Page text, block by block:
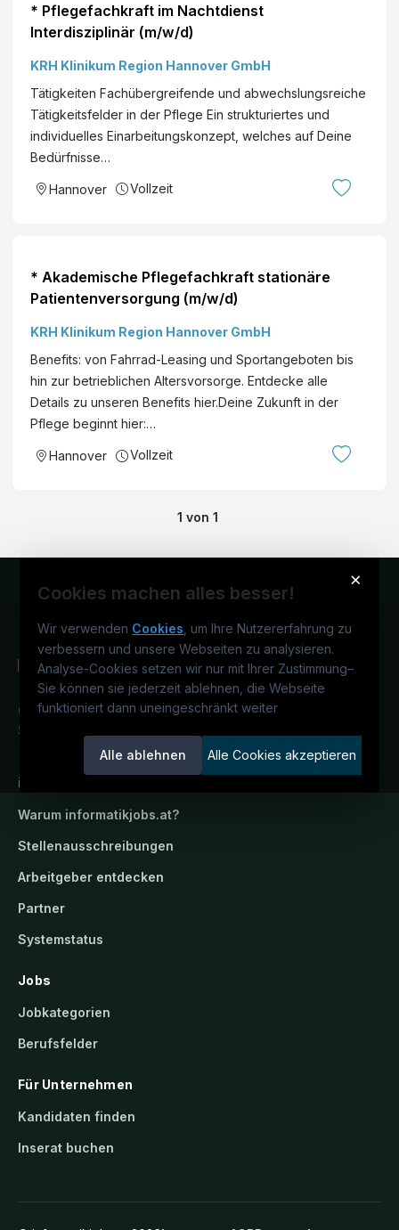
* Pflegefachkraft im Nachtdienst
Interdisziplinär (m/w/d)
KRH Klinikum Region Hannover GmbH
Tätigkeiten Fachübergreifende und abwechslungsreiche
Tätigkeitsfelder in der Pflege Ein strukturiertes und
individuelles Einarbeitungskonzept, welches auf Deine
Bedürfnisse…
Hannover Vollzeit
* Akademische Pflegefachkraft stationäre
Patientenversorgung (m/w/d)
KRH Klinikum Region Hannover GmbH
Benefits: von Fahrrad-Leasing und Sportangeboten bis
hin zur betrieblichen Altersvorsorge. Entdecke alle
Details zu unseren Benefits hier.Deine Zukunft in der
Pflege beginnt hier:…
Hannover Vollzeit
1 von 1
×
Cookies machen alles besser!
Wir verwenden Cookies , um Ihre Nutzererfahrung zu
verbessern und unsere Webseiten zu analysieren.
Analyse-Cookies setzen wir nur mit Ihrer Zustimmung–
Sie können sie jederzeit ablehnen, die Webseite
funktioniert dann uneingeschränkt weiter
Alle ablehnen Alle Cookies akzeptieren
Österreichs IT-Karriereportal.Ein
Service der candidatis GmbH.
informatikjobs.at
Warum informatikjobs.at?
Stellenausschreibungen
Arbeitgeber entdecken
Partner
Systemstatus
Jobs
Jobkategorien
Berufsfelder
Für Unternehmen
Kandidaten finden
Inserat buchen